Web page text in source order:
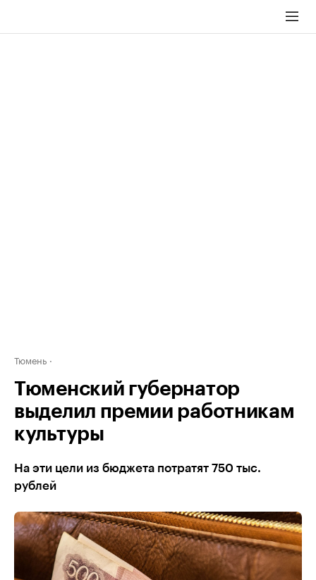
Тюмень
Тюменский губернатор
выделил премии работникам
культуры
На эти цели из бюджета потратят 750 тыс.
рублей